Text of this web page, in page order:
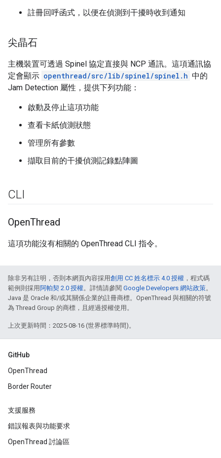
註冊回呼函式，以便在偵測到干擾時收到通知
尖晶石
主機裝置可透過 Spinel 協定直接與 NCP 通訊。這項通訊協
定會顯示 openthread/src/lib/spinel/spinel.h 中的
Jam Detection 屬性，提供下列功能：
啟動及停止這項功能
查看卡紙偵測狀態
管理所有參數
擷取目前的干擾偵測記錄點陣圖
CLI
OpenThread
這項功能沒有相關的 OpenThread CLI 指令。
除非另有註明，否則本網頁內容採用創用 CC 姓名標示 4.0 授權 ，程式碼
範例則採用 阿帕契 2.0 授權。詳情請參閱 Google Developers 網站政策。
Java 是 Oracle 和/或其關係企業的註冊商標。OpenThread 與相關的符號
為 Thread Group 的商標，且經過授權使用。
上次更新時間：2025-08-16 (世界標準時間)。
GitHub
OpenThread
Border Router
支援服務
錯誤報表與功能要求
OpenThread 討論區